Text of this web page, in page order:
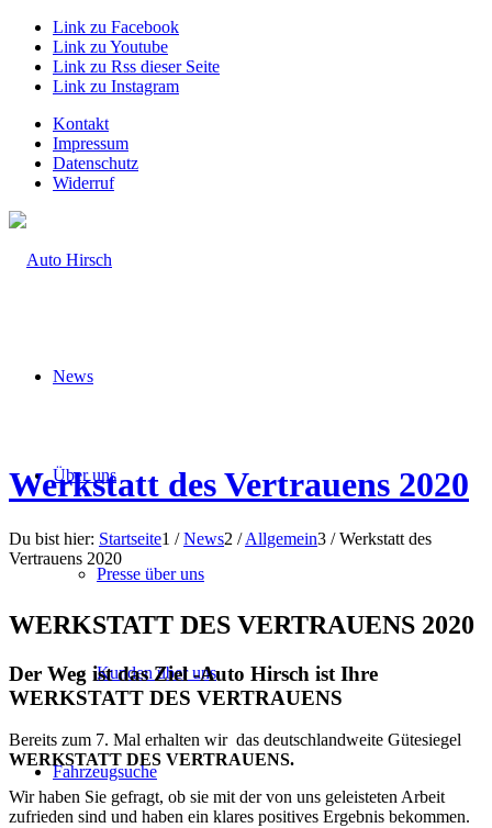
Link zu Facebook
Link zu Youtube
Link zu Rss dieser Seite
Link zu Instagram
Kontakt
Impressum
Datenschutz
Widerruf
News
Über uns
Presse über uns
Kunden über uns
Fahrzeugsuche
Werkstatt des Vertrauens 2020
Du bist hier: Startseite1 / News2 / Allgemein3 / Werkstatt des
Vertrauens 2020
WERKSTATT DES VERTRAUENS 2020
Der Weg ist das Ziel -Auto Hirsch ist Ihre
WERKSTATT DES VERTRAUENS
Bereits zum 7. Mal erhalten wir das deutschlandweite Gütesiegel
WERKSTATT DES VERTRAUENS.
Wir haben Sie gefragt, ob sie mit der von uns geleisteten Arbeit
zufrieden sind und haben ein klares positives Ergebnis bekommen.